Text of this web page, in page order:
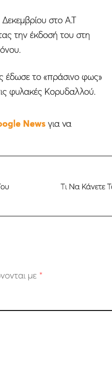
στο Α.Τ
την έκδοσή του στη
έδωσε το «πράσινο φως»
φυλακές Κορυδαλλού.
Newsγια να
Τι Να Κάνετε
με *